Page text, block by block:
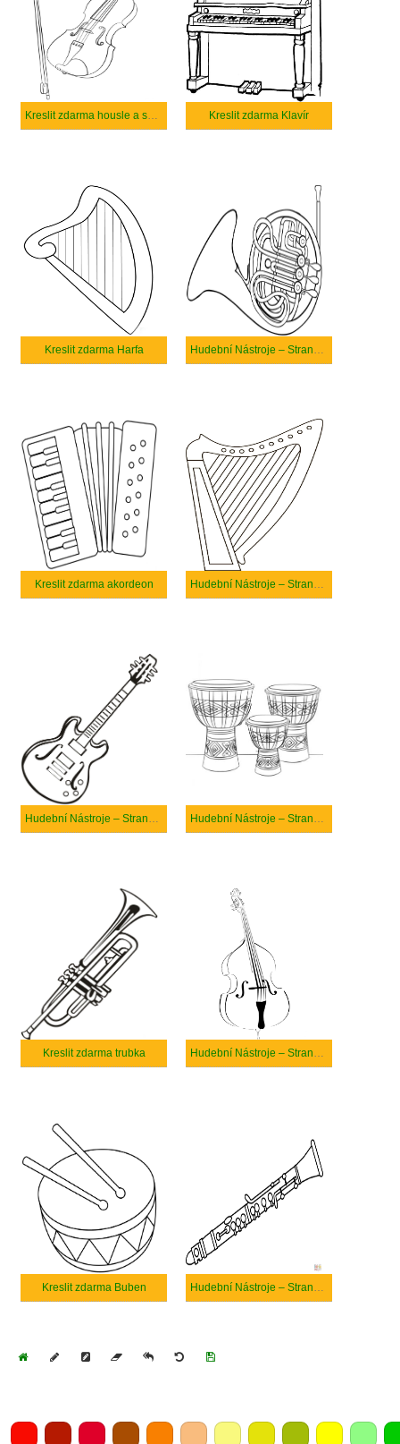
Kreslit zdarma housle a smyčec Kreslit zdarma Klavír
Kreslit zdarma Harfa Hudební Nástroje – Strana 14
Kreslit zdarma akordeon Hudební Nástroje – Strana 2
Hudební Nástroje – Strana 13 Hudební Nástroje – Strana 5
Kreslit zdarma trubka Hudební Nástroje – Strana 6
Kreslit zdarma Buben Hudební Nástroje – Strana 3